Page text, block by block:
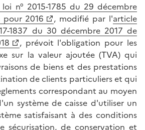
n° 2015-1785 du 29 décembre
pour 2016
, modifié par l'article
1837 du 30 décembre 2017 de
, prévoit l'obligation pour les
sur la valeur ajoutée (TVA) qui
de biens et des prestations
de clients particuliers et qui
correspondant au moyen
système de caisse d'utiliser un
satisfaisant à des conditions
sécurisation, de conservation et